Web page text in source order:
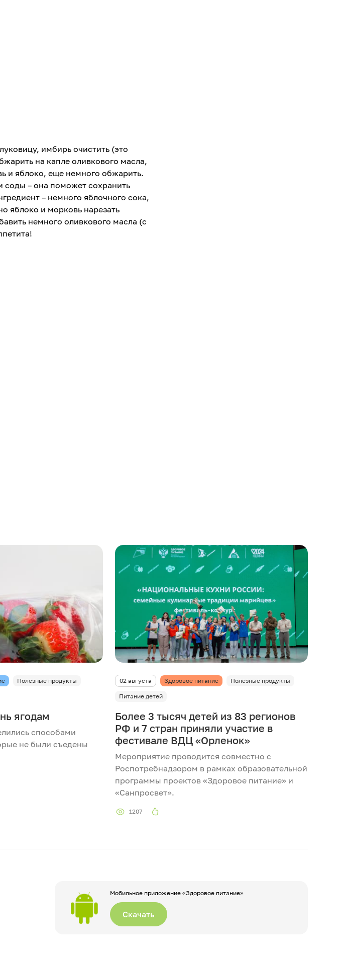
имбирь очистить (это
на капле оливкового масла,
и яблоко, еще немного обжарить.
соды – она поможет сохранить
– немного яблочного сока,
яблоко и морковь нарезать
немного оливкового масла (с
Полезные продукты
ягодам
способами
не были съедены
02 августа Здоровое питание Полезные продукты
Питание детей
Более 3 тысяч детей из 83 регионов
РФ и 7 стран приняли участие в
фестивале ВДЦ «Орленок»
Мероприятие проводится совместно с
Роспотребнадзором в рамках образовательной
программы проектов «Здоровое питание» и
«Санпросвет».
1207
Мобильное приложение «Здоровое питание»
Скачать